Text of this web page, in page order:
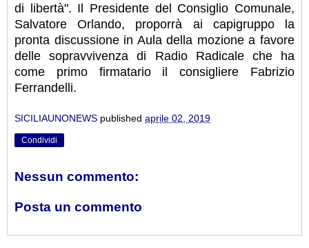
di libertà". Il Presidente del Consiglio Comunale,
Salvatore Orlando, proporrà ai capigruppo la
pronta discussione in Aula della mozione a favore
delle sopravvivenza di Radio Radicale che ha
come primo firmatario il consigliere Fabrizio
Ferrandelli.
SICILIAUNONEWS published aprile 02, 2019
Condividi
Nessun commento:
Posta un commento